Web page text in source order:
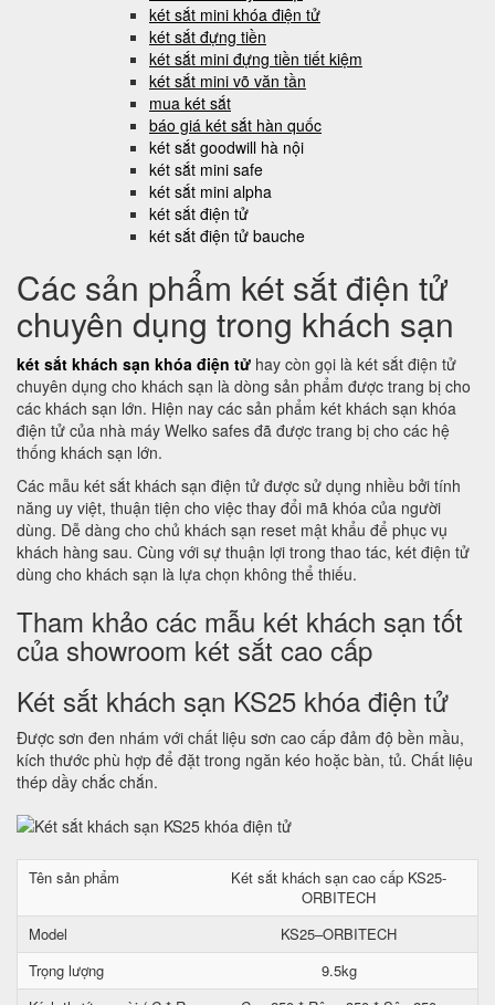
két sắt mini khóa điện tử
két sắt đựng tiền
két sắt mini đựng tiền tiết kiệm
két sắt mini võ văn tần
mua két sắt
báo giá két sắt hàn quốc
két sắt goodwill hà nội
két sắt mini safe
két sắt mini alpha
két sắt điện tử
két sắt điện tử bauche
Các sản phẩm két sắt điện tử
chuyên dụng trong khách sạn
két sắt khách sạn khóa điện tử hay còn gọi là két sắt điện tử
chuyên dụng cho khách sạn là dòng sản phẩm được trang bị cho
các khách sạn lớn. Hiện nay các sản phẩm két khách sạn khóa
điện tử của nhà máy Welko safes đã được trang bị cho các hệ
thống khách sạn lớn.
Các mẫu két sắt khách sạn điện tử được sử dụng nhiều bởi tính
năng uy việt, thuận tiện cho việc thay đổi mã khóa của người
dùng. Dễ dàng cho chủ khách sạn reset mật khẩu để phục vụ
khách hàng sau. Cùng với sự thuận lợi trong thao tác, két điện tử
dùng cho khách sạn là lựa chọn không thể thiếu.
Tham khảo các mẫu két khách sạn tốt
của showroom két sắt cao cấp
Két sắt khách sạn KS25 khóa điện tử
Được sơn đen nhám với chất liệu sơn cao cấp đảm độ bền mầu,
kích thước phù hợp để đặt trong ngăn kéo hoặc bàn, tủ. Chất liệu
thép dầy chắc chắn.
Tên sản phẩm
Két sắt khách sạn cao cấp KS25-
ORBITECH
Model
KS25–ORBITECH
Trọng lượng
9.5kg